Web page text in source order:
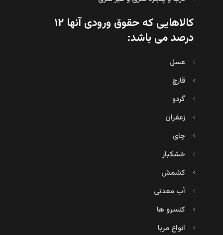
کالاهایی که حقوق ورودی آنها ۱۲
درصد می باشد:
عسل
قارچ
گردو
زعفران
چای
خشکبار
کشمش
آب معدنی
کنسرو ها
انواع مربا